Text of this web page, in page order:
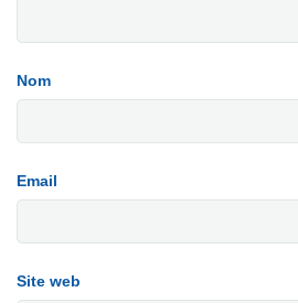
Nom
Email
Site web